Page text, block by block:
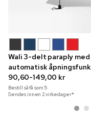
Wali 3-delt paraply med
automatisk
90,60-149,00 kr
Bestill så få som 5
Sendes innen 2 virkedager*